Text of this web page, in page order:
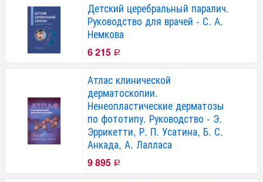
Детский церебральный паралич.
Руководство для врачей - С. А.
Немкова
6 215 Р
Атлас клинической
дерматоскопии.
Ненеопластические дерматозы
по фототипу. Руководство - Э.
Эррикетти, Р. П. Усатина, Б. С.
Анкада, А. Лалласа
9 895 Р